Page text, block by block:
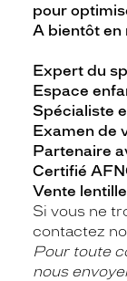
pour
A bientôt en
Expert du
Espace
Spécialiste
Examen de
Partenaire
Certifié
Vente
Si vous ne
contactez
Pour toute
nous